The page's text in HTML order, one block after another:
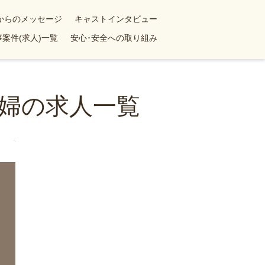
らのメッセージ
キャストインタビュー
案件(求人)一覧 安心･安全への取り組み
の求人一覧